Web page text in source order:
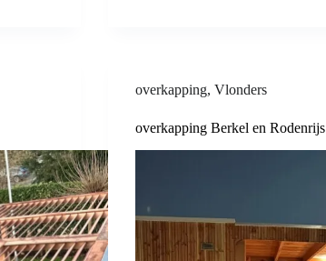
overkapping,Vlonders
overkapping Berkel en Rodenrijs